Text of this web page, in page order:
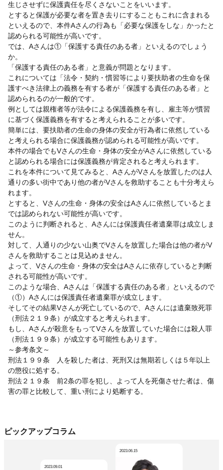
生じさせずに保護責任を尽くさないことをいいます。
とすると保護が必要な者を置き去りにすることもこれに含まれる
といえるので、本件Aさんの行為も「必要な保護をしな」かったと
認められる可能性が高いです。
では、Aさんは①「保護する責任のある者」といえるのでしょう
か。
「保護する責任のある者」と意義が問題となります。
これについては「法令・契約・慣習等により要扶助者の生命を保
護すべき法律上の義務を有する者が「保護する責任のある者」と
認められるのが一般的です。
例としては親権者等が法令による保護義務を有し、雇主等が慣習
に基づく保護義務を有すると考えられることが多いです。
簡単には、要扶助者の生命の身体の安全が行為者に依然している
と考えられる場合に保護義務が認められる可能性が高いです。
本件の場合でもVさんの生命・身体の安全がAさんに依然している
と認められる場合には保護義務が肯定されると考えられます。
これを本件について見てみると、AさんがVさんを放置したのは人
通りの多い街中であり他の者がVさんを救助することも十分考えら
れます。
とすると、Vさんの生命・身体の安全はAさんに依然しているとま
では認められない可能性が高いです。
このように判断されると、Aさんには保護責任者遺棄罪は成立しま
せん。
対して、人通りの少ない山奥でVさんを放置した場合は他の者がV
さんを救助することは見込めません。
よって、Vさんの生命・身体の安全はAさんに依存していると判断
される可能性が高いです。
このような場合、Aさんは「保護する責任のある者」といえるので
（①）Aさんには保護責任者遺棄罪が成立します。
そしてその結果Vさんが死亡しているので、Aさんには遺棄致死罪
（刑法２１９条）が成立すると考えられます。
もし、Aさんが殺意をもってVさんを放置していた場合には殺人罪
（刑法１９９条）が成立する可能性もあります。
～参考条文～
刑法１９９条 人を殺した者は、死刑又は無期若しくは５年以上
の懲役に処する。
刑法２１９条 前2条の罪を犯し、よって人を死傷させた者は、傷
害の罪と比較して、重い刑により処断する。
ピックアップコラム
2023.09.01
2023.06.15